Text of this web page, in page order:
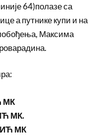
64)полазе са
а путнике купи и на
Максима
МК
МК.
МК